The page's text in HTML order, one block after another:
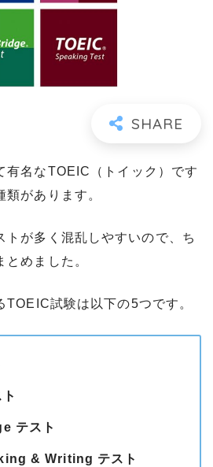
有名なTOEIC（トイック）です
があります。
トが多く混乱しやすいので、ち
めました。
TOEIC試験は以下の5つです。
テスト
& Writing テスト